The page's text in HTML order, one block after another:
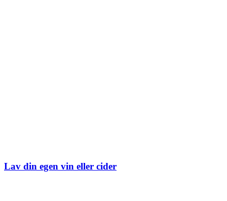
Lav din egen vin eller cider